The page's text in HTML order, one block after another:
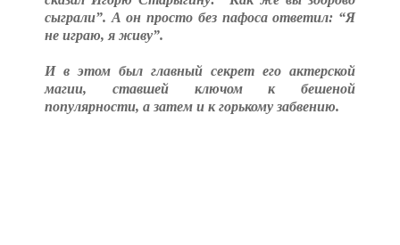
сыграли”. А он просто без пафоса ответил: “Я
не играю, я живу”.
И в этом был главный секрет его актерской
магии, ставшей ключом к бешеной
популярности, а затем и к горькому забвению.